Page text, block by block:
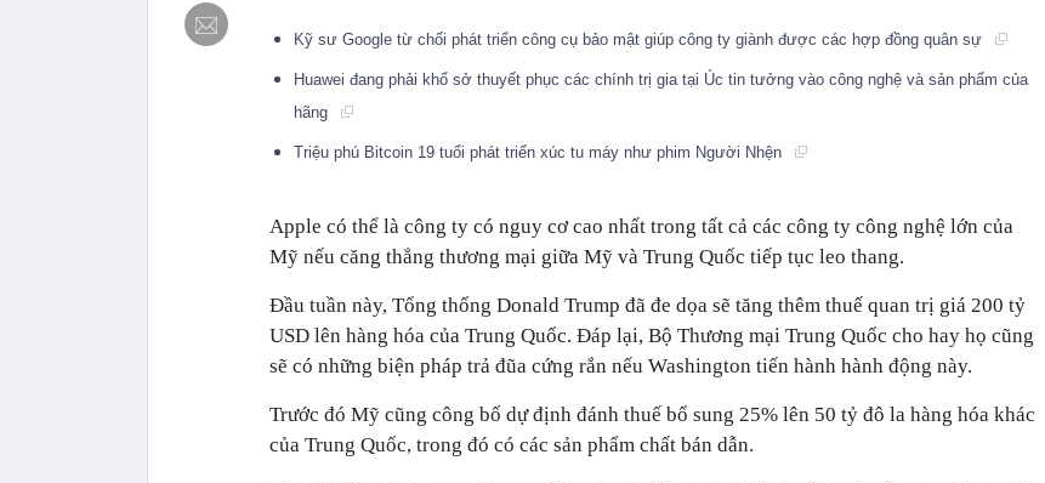
Kỹ sư Google từ chối phát triển công cụ bảo mật giúp công ty giành được các hợp đồng quân sự
Huawei đang phải khổ sở thuyết phục các chính trị gia tại Úc tin tưởng vào công nghệ và sản phẩm của
hãng
Triệu phú Bitcoin 19 tuổi phát triển xúc tu máy như phim Người Nhện
Apple có thể là công ty có nguy cơ cao nhất trong tất cả các công ty công nghệ lớn của
Mỹ nếu căng thẳng thương mại giữa Mỹ và Trung Quốc tiếp tục leo thang.
Đầu tuần này, Tổng thống Donald Trump đã đe dọa sẽ tăng thêm thuế quan trị giá 200 tỷ
USD lên hàng hóa của Trung Quốc. Đáp lại, Bộ Thương mại Trung Quốc cho hay họ cũng
sẽ có những biện pháp trả đũa cứng rắn nếu Washington tiến hành hành động này.
Trước đó Mỹ cũng công bố dự định đánh thuế bổ sung 25% lên 50 tỷ đô la hàng hóa khác
của Trung Quốc, trong đó có các sản phẩm chất bán dẫn.